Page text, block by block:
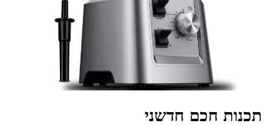
תכנות חכם חדשני